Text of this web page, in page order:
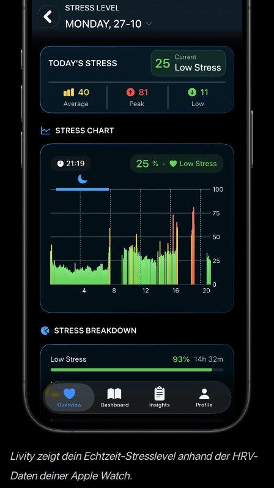
Livity zeigt dein Echtzeit-Stresslevel anhand der HRV-
Daten deiner Apple Watch.